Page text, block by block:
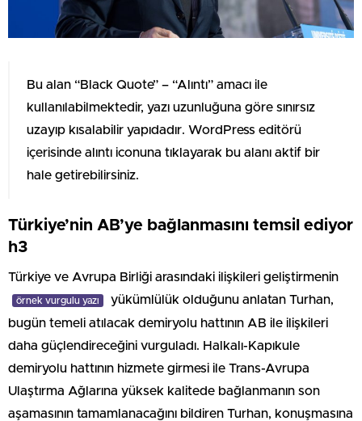
Bu alan “Black Quote” – “Alıntı” amacı ile
kullanılabilmektedir, yazı uzunluğuna göre sınırsız
uzayıp kısalabilir yapıdadır. WordPress editörü
içerisinde alıntı iconuna tıklayarak bu alanı aktif bir
hale getirebilirsiniz.
Türkiye’nin AB’ye bağlanmasını temsil ediyor
h3
Türkiye ve Avrupa Birliği arasındaki ilişkileri geliştirmenin
örnek vurgulu yazı
yükümlülük olduğunu anlatan Turhan,
bugün temeli atılacak demiryolu hattının AB ile ilişkileri
daha güçlendireceğini vurguladı. Halkalı-Kapıkule
demiryolu hattının hizmete girmesi ile Trans-Avrupa
Ulaştırma Ağlarına yüksek kalitede bağlanmanın son
aşamasının tamamlanacağını bildiren Turhan, konuşmasına